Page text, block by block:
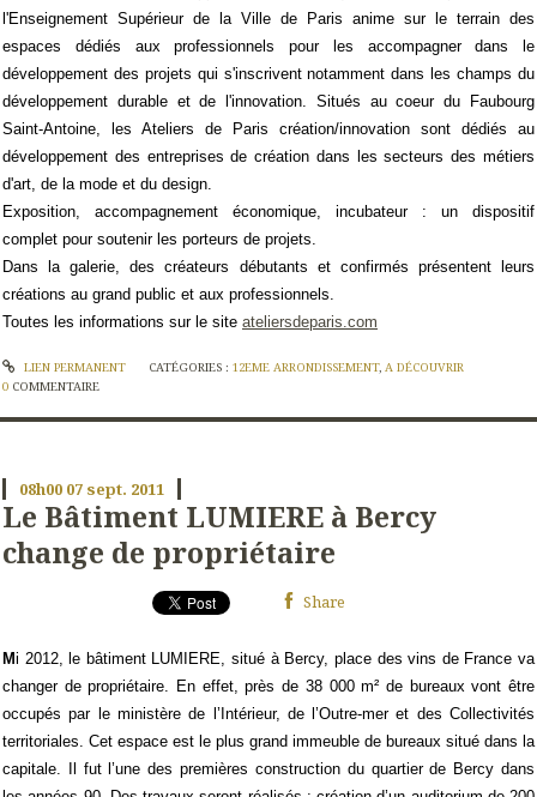
l'Enseignement Supérieur de la Ville de Paris anime sur le terrain des
espaces dédiés aux professionnels pour les accompagner dans le
développement des projets qui s'inscrivent notamment dans les champs du
développement durable et de l'innovation. Situés au coeur du Faubourg
Saint-Antoine, les Ateliers de Paris création/innovation sont dédiés au
développement des entreprises de création dans les secteurs des métiers
d'art, de la mode et du design.
Exposition, accompagnement économique, incubateur : un dispositif
complet pour soutenir les porteurs de projets.
Dans lagalerie , des créateurs débutants et confirmés présentent leurs
créations au grand public et aux professionnels.
Toutes les informations sur le site ateliersdeparis.com
LIEN PERMANENT CATÉGORIES : 12EME ARRONDISSEMENT, A DÉCOUVRIR
0 COMMENTAIRE
08h00 07 sept. 2011
Le Bâtiment LUMIERE à Bercy
change de propriétaire
Share
Mi 2012, le bâtiment LUMIERE, situé à Bercy, place des vins de France va
changer de propriétaire. En effet, près de 38 000 m² de bureaux vont être
occupés par le ministère de l’Intérieur, de l’Outre-mer et des Collectivités
territoriales. Cet espace est le plus grand immeuble de bureaux situé dans la
capitale. Il fut l’une des premières construction du quartier de Bercy dans